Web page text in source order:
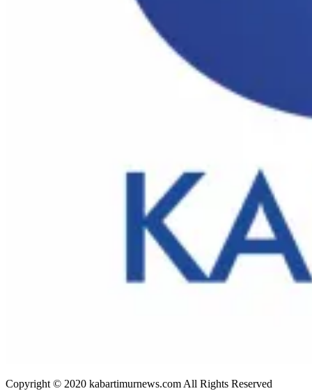
Copyright © 2020 kabartimurnews.com All Rights Reserved